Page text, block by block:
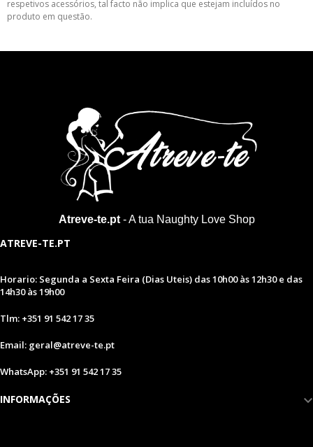
respetivos acessórios, tal facto não implica que estejam incluídos no
produto em questão.
Atreve-te.pt- A tua Naughty Love Shop
ATREVE-TE.PT
Horario: Segunda a Sexta Feira (Dias Uteis) das 10h00 às 12h30 e das
14h30 às 19h00
Tlm: +351 91 542 17 35
Email: geral@atreve-te.pt
WhatsApp: +351 91 542 17 35
INFORMAÇÕES